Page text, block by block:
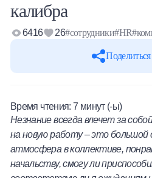
Халва
Онлайн-обменник
калибра
Поделиться
6416 26#сотрудники#HR
Время чтения:7 минут (-ы)
Незнание всегда влечет за
на новую работу – это большой
атмосфера в коллективе,
начальству, смогу ли